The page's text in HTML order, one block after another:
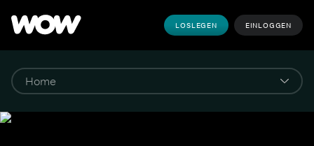
LOSLEGEN EINLOGGEN